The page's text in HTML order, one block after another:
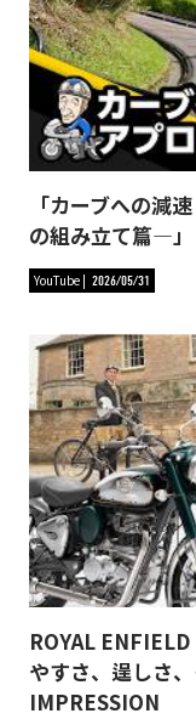
「カーブへの減
の組み立て篇―
YouTube 2026/05/31
ROYAL
やすさ、逞しさ
IMPRESSION